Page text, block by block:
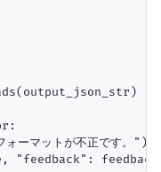
マットが不正です。")
"feedback":